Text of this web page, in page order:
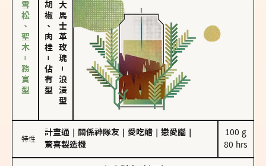
雪松、聖木－務實型 胡椒、肉桂
－
佔有型
大馬士革玫瑰
－
浪漫型
特性
計畫通 關係神隊友 愛吃醋 戀愛腦
驚喜製造機
100 g
80 hrs